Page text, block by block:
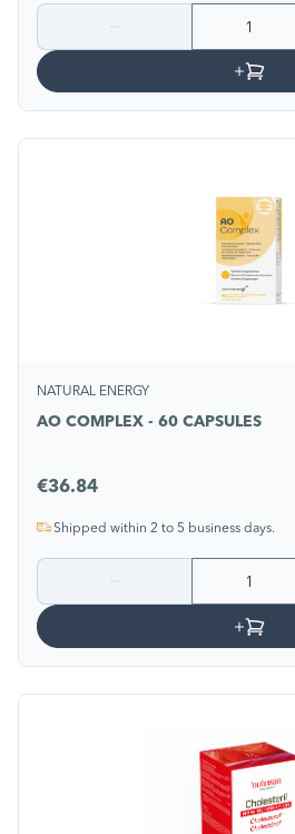
NATURAL ENERGY
AO COMPLEX - 60 CAPSULES
€36.84
Shipped within 2 to 5 business days.